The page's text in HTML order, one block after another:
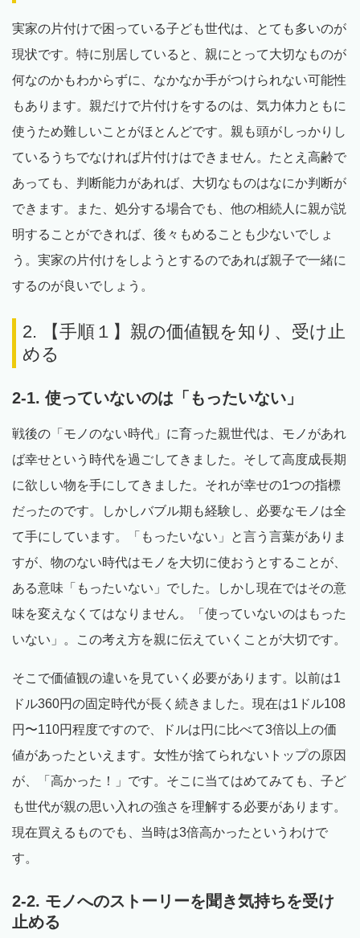
実家の片付けで困っている子ども世代は、とても多いのが
現状です。特に別居していると、親にとって大切なものが
何なのかもわからずに、なかなか手がつけられない可能性
もあります。親だけで片付けをするのは、気力体力ともに
使うため難しいことがほとんどです。親も頭がしっかりし
ているうちでなければ片付けはできません。たとえ高齢で
あっても、判断能力があれば、大切なものはなにか判断が
できます。また、処分する場合でも、他の相続人に親が説
明することができれば、後々もめることも少ないでしょ
う。実家の片付けをしようとするのであれば親子で一緒に
するのが良いでしょう。
2. 【手順１】親の価値観を知り、受け止
める
2-1. 使っていないのは「もったいない」
戦後の「モノのない時代」に育った親世代は、モノがあれ
ば幸せという時代を過ごしてきました。そして高度成長期
に欲しい物を手にしてきました。それが幸せの1つの指標
だったのです。しかしバブル期も経験し、必要なモノは全
て手にしています。「もったいない」と言う言葉がありま
すが、物のない時代はモノを大切に使おうとすることが、
ある意味「もったいない」でした。しかし現在ではその意
味を変えなくてはなりません。「使っていないのはもった
いない」。この考え方を親に伝えていくことが大切です。
そこで価値観の違いを見ていく必要があります。以前は1
ドル360円の固定時代が長く続きました。現在は1ドル108
円〜110円程度ですので、ドルは円に比べて3倍以上の価
値があったといえます。女性が捨てられないトップの原因
が、「高かった！」です。そこに当てはめてみても、子ど
も世代が親の思い入れの強さを理解する必要があります。
現在買えるものでも、当時は3倍高かったというわけで
す。
2-2. モノへのストーリーを聞き気持ちを受け
止める